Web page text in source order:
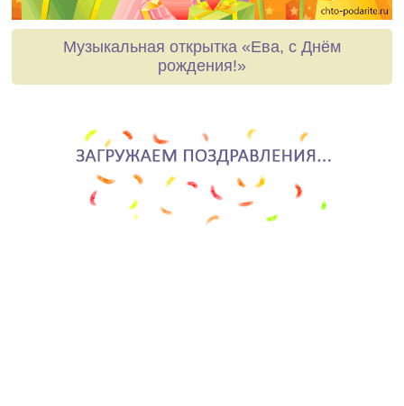
Музыкальная открытка «Ева, с Днём
рождения!»